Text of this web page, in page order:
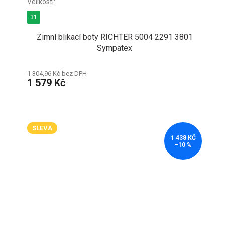
Zimní blikací boty RICHTER 5004 2291 3801
Sympatex
1 304,96 Kč bez DPH
1 579 Kč
31
SLEVA
1 438 KČ
–10 %